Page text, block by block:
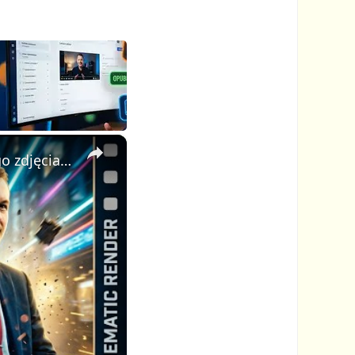
×
AI Video Generator: stwórz profesjonalne kinowe wideo z jednego zdjęcia i jednego promptu